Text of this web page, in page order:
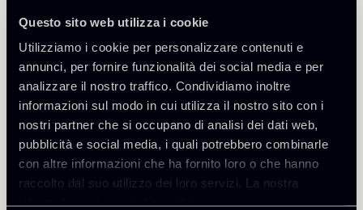
Questo sito web utilizza i cookie
Utilizziamo i cookie per personalizzare contenuti e
annunci, per fornire funzionalità dei social media e per
analizzare il nostro traffico. Condividiamo inoltre
informazioni sul modo in cui utilizza il nostro sito con i
nostri partner che si occupano di analisi dei dati web,
pubblicità e social media, i quali potrebbero combinarle
con altre informazioni che ha fornito loro o che hanno
raccolto dal suo utilizzo dei loro servizi. La nostra
informativa privacy è disponibilequi.
Condividi
Professionisti correlati